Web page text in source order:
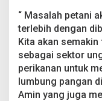
“ Masalah petani
terlebih dengan
Kita akan
sebagai sektor
perikanan untuk
lumbung pangan
Amin yang juga